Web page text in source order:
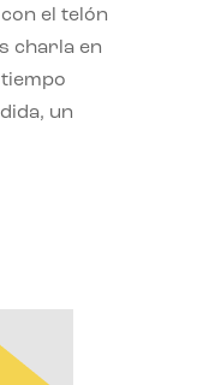
el telón
charla en
un